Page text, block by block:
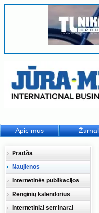
Pradžia
Naujienos
Internetinės publikacijos
Renginių kalendorius
Internetiniai seminarai
Apie mus